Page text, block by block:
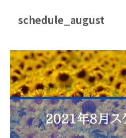
schedule_august